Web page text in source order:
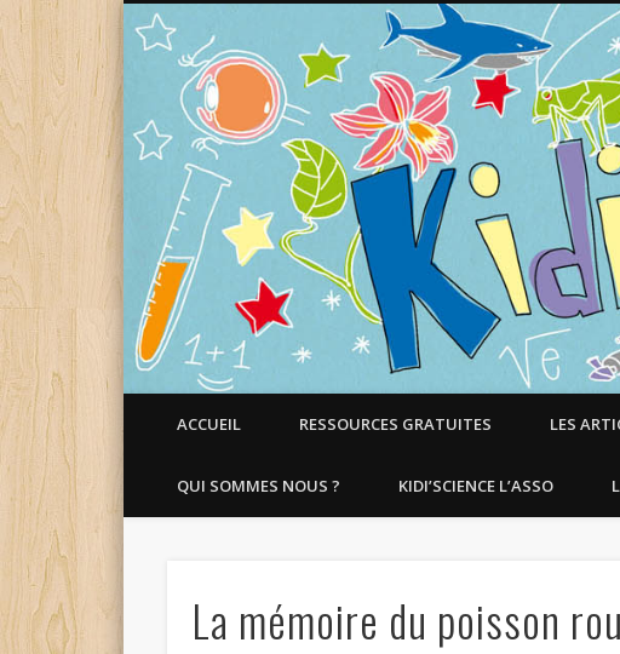
Faire aimer les Sciences aux Enfants !
ACCUEIL RESSOURCES GRATUITES LES
QUI SOMMES NOUS ? KIDI’SCIENCE L’ASSO
La mémoire du poisson